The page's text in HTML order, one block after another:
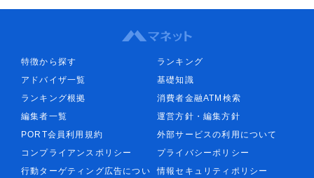
特徴から探す
ランキング
アドバイザ一覧
基礎知識
ランキング根拠
消費者金融ATM検索
編集者一覧
運営方針・編集方針
PORT会員利用規約
外部サービスの利用について
コンプライアンスポリシー
プライバシーポリシー
行動ターゲティング広告につい
情報セキュリティポリシー